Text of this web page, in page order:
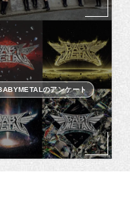
のアンケート